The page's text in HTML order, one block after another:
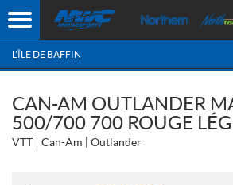
L'ÎLE DE BAFFIN
CAN-AM OUTLANDER
500/700 700 ROUGE
VTT Can-Am Outlander